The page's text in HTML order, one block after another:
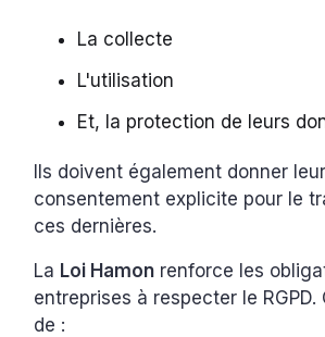
La collecte
L'utilisation
Et, la protection de leurs
Ils doivent également donner leur
consentement explicite pour le
ces dernières.
La Loi Hamon renforce les
entreprises à respecter le RGPD.
de :